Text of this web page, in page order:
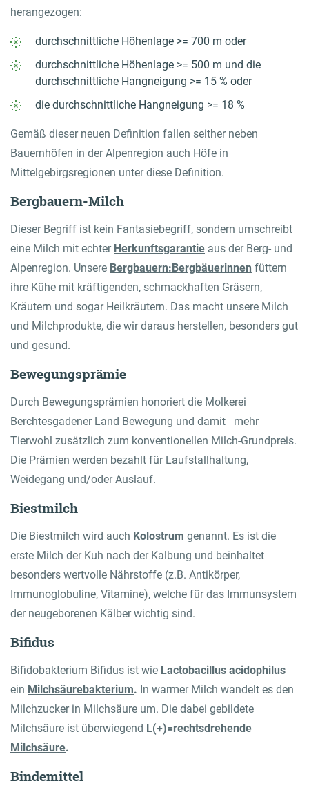
herangezogen:
durchschnittliche Höhenlage >= 700 m oder
durchschnittliche Höhenlage >= 500 m und die
durchschnittliche Hangneigung >= 15 % oder
die durchschnittliche Hangneigung >= 18 %
Gemäß dieser neuen Definition fallen seither neben
Bauernhöfen in der Alpenregion auch Höfe in
Mittelgebirgsregionen unter diese Definition.
Bergbauern-Milch
Dieser Begriff ist kein Fantasiebegriff, sondern umschreibt
eine Milch mit echter Herkunftsgarantie aus der Berg- und
Alpenregion. Unsere Bergbauern:Bergbäuerinnen füttern
ihre Kühe mit kräftigenden, schmackhaften Gräsern,
Kräutern und sogar Heilkräutern. Das macht unsere Milch
und Milchprodukte, die wir daraus herstellen, besonders gut
und gesund.
Bewegungsprämie
Durch Bewegungsprämien honoriert die Molkerei
Berchtesgadener Land Bewegung und damit mehr
Tierwohl zusätzlich zum konventionellen Milch-Grundpreis.
Die Prämien werden bezahlt für Laufstallhaltung,
Weidegang und/oder Auslauf.
Biestmilch
Die Biestmilch wird auch Kolostrum genannt. Es ist die
erste Milch der Kuh nach der Kalbung und beinhaltet
besonders wertvolle Nährstoffe (z.B. Antikörper,
Immunoglobuline, Vitamine), welche für das Immunsystem
der neugeborenen Kälber wichtig sind.
Bifidus
Bifidobakterium Bifidus ist wie Lactobacillus acidophilus
ein Milchsäurebakterium. In warmer Milch wandelt es den
Milchzucker in Milchsäure um. Die dabei gebildete
Milchsäure ist überwiegend L(+)=rechtsdrehende
Milchsäure.
Bindemittel